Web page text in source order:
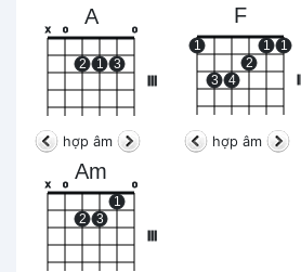
A
III
x o
2 1 3
o
hợp âm
F
1
3 4
2
1 1
hợp âm
Am
III
x o
2 3
1
o